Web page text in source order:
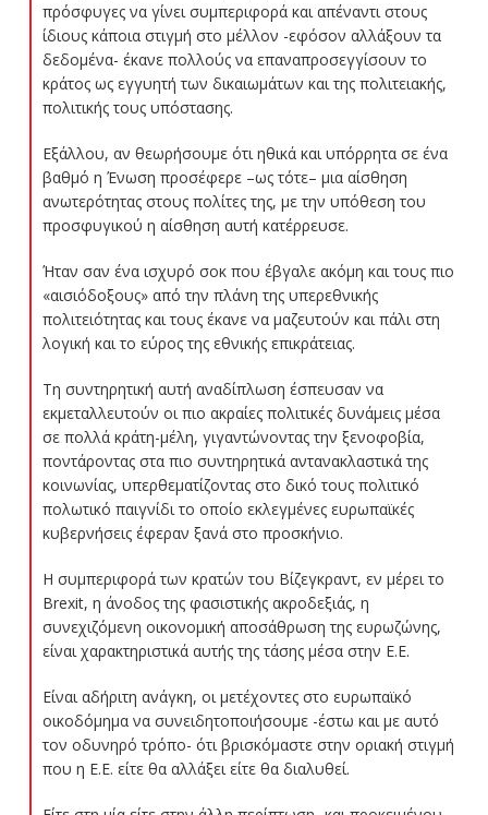
πρόσφυγες να γίνει συμπεριφορά και απέναντι στους
ίδιους κάποια στιγμή στο μέλλον -εφόσον αλλάξουν τα
δεδομένα- έκανε πολλούς να επαναπροσεγγίσουν το
κράτος ως εγγυητή των δικαιωμάτων και της πολιτειακής,
πολιτικής τους υπόστασης.
Εξάλλου, αν θεωρήσουμε ότι ηθικά και υπόρρητα σε ένα
βαθμό η Ένωση προσέφερε –ως τότε– μια αίσθηση
ανωτερότητας στους πολίτες της, με την υπόθεση του
προσφυγικού η αίσθηση αυτή κατέρρευσε.
Ήταν σαν ένα ισχυρό σοκ που έβγαλε ακόμη και τους πιο
«αισιόδοξους» από την πλάνη της υπερεθνικής
πολιτειότητας και τους έκανε να μαζευτούν και πάλι στη
λογική και το εύρος της εθνικής επικράτειας.
Τη συντηρητική αυτή αναδίπλωση έσπευσαν να
εκμεταλλευτούν οι πιο ακραίες πολιτικές δυνάμεις μέσα
σε πολλά κράτη-μέλη, γιγαντώνοντας την ξενοφοβία,
ποντάροντας στα πιο συντηρητικά αντανακλαστικά της
κοινωνίας, υπερθεματίζοντας στο δικό τους πολιτικό
πολωτικό παιγνίδι το οποίο εκλεγμένες ευρωπαϊκές
κυβερνήσεις έφεραν ξανά στο προσκήνιο.
Η συμπεριφορά των κρατών του Βίζεγκραντ, εν μέρει το
Brexit, η άνοδος της φασιστικής ακροδεξιάς, η
συνεχιζόμενη οικονομική αποσάθρωση της ευρωζώνης,
είναι χαρακτηριστικά αυτής της τάσης μέσα στην Ε.Ε.
Είναι αδήριτη ανάγκη, οι μετέχοντες στο ευρωπαϊκό
οικοδόμημα να συνειδητοποιήσουμε -έστω και με αυτό
τον οδυνηρό τρόπο- ότι βρισκόμαστε στην οριακή στιγμή
που η Ε.Ε. είτε θα αλλάξει είτε θα διαλυθεί.